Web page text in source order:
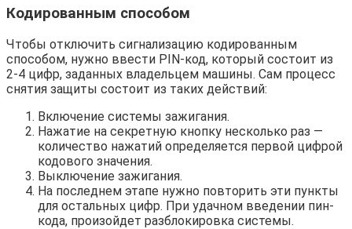
Кодированным способом
Чтобы отключить сигнализацию кодированным
способом, нужно ввести PIN-код, который состоит из
2-4 цифр, заданных владельцем машины. Сам процесс
снятия защиты состоит из таких действий:
Включение системы зажигания.
Нажатие на секретную кнопку несколько раз —
количество нажатий определяется первой цифрой
кодового значения.
Выключение зажигания.
На последнем этапе нужно повторить эти пункты
для остальных цифр. При удачном введении пин-
кода, произойдет разблокировка системы.